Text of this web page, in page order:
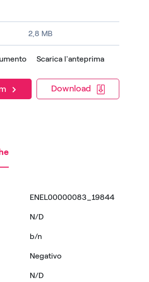
2,8 MB
Scarica l'anteprima
Download
ENEL00000083_19844
N/D
b/n
Negativo
N/D